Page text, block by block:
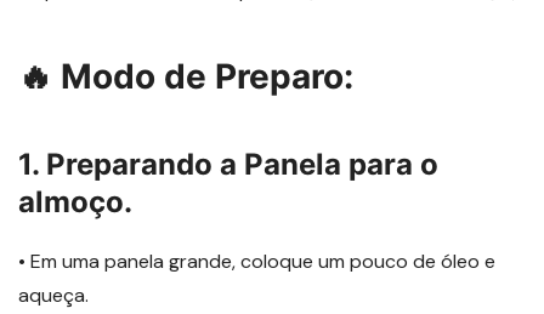
🔥 Modo de Preparo:
1. Preparando a Panela para o
almoço.
• Em uma panela grande, coloque um pouco de óleo e
aqueça.